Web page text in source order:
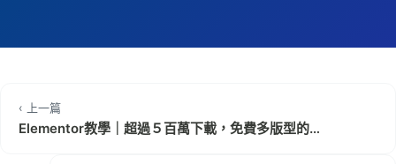
‹ 上一篇
Elementor教學｜超過５百萬下載，免費多版型的